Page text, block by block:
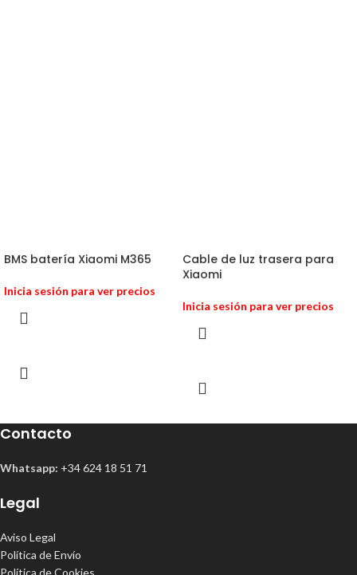
BMS batería Xiaomi M365
Inicia sesión para ver precios
Cable de luz trasera para
Xiaomi
Inicia sesión para ver precios
Contacto
Whatsapp: +34 624 18 51 71
Legal
Aviso Legal
Política de Envío